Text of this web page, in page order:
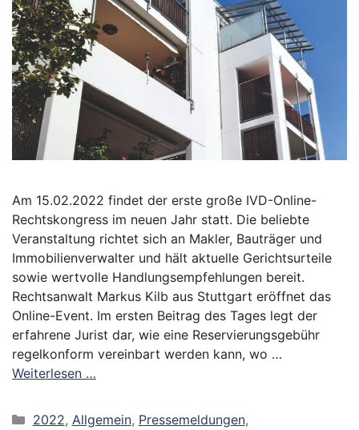
Am 15.02.2022 findet der erste große IVD-Online-
Rechtskongress im neuen Jahr statt. Die beliebte
Veranstaltung richtet sich an Makler, Bauträger und
Immobilienverwalter und hält aktuelle Gerichtsurteile
sowie wertvolle Handlungsempfehlungen bereit.
Rechtsanwalt Markus Kilb aus Stuttgart eröffnet das
Online-Event. Im ersten Beitrag des Tages legt der
erfahrene Jurist dar, wie eine Reservierungsgebühr
regelkonform vereinbart werden kann, wo …
Weiterlesen …
Kategorien
2022, Allgemein, Pressemeldungen,